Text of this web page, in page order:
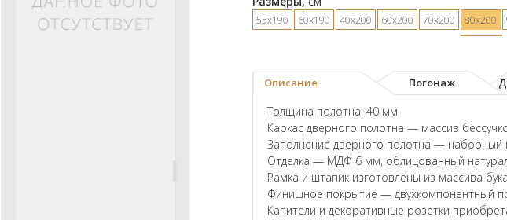
55х190 60х190 40х200 60х200 70х200 80х200
Описание Погонаж
Толщина полотна: 40 мм
Каркас дверного полотна — массив
Заполнение дверного полотна —
Отделка — МДФ 6 мм, облицованный
Рамка и штапик изготовлены из массива бука
Финишное покрытие — двухкомпонентный
Капители и декоративные розетки